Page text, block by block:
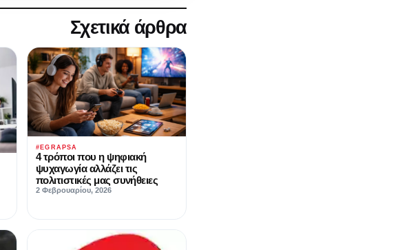
Σχετικά άρθρα
#EGRAPSA
4 τρόποι που η ψηφιακή
ψυχαγωγία αλλάζει τις
πολιτιστικές μας συνήθειες
2 Φεβρουαρίου, 2026